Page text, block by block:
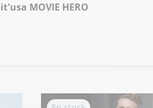
MOVIE HERO